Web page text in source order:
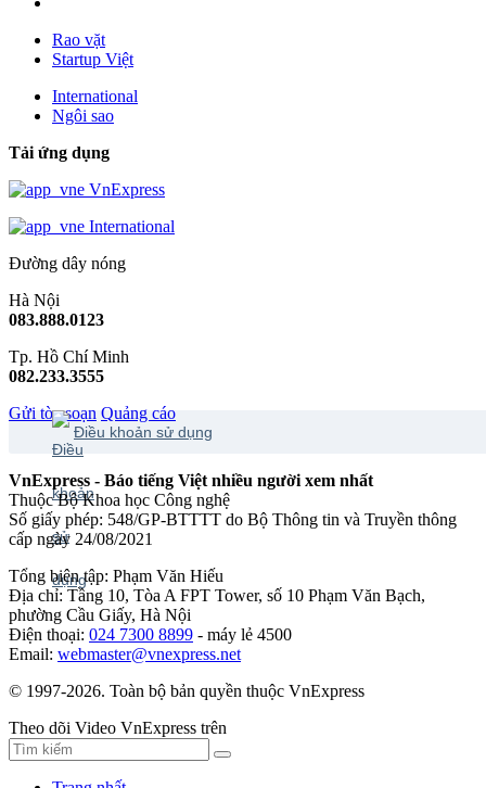
Rao vặt
Startup Việt
International
Ngôi sao
Tải ứng dụng
VnExpress
International
Đường dây nóng
Hà Nội
083.888.0123
Tp. Hồ Chí Minh
082.233.3555
Gửi tòa soạn Quảng cáo
Điều khoản sử dụng
VnExpress - Báo tiếng Việt nhiều người xem nhất
Thuộc Bộ Khoa học Công nghệ
Số giấy phép: 548/GP-BTTTT do Bộ Thông tin và Truyền thông
cấp ngày 24/08/2021
Tổng biên tập: Phạm Văn Hiếu
Địa chỉ: Tầng 10, Tòa A FPT Tower, số 10 Phạm Văn Bạch,
phường Cầu Giấy, Hà Nội
Điện thoại: 024 7300 8899 - máy lẻ 4500
Email: webmaster@vnexpress.net
© 1997-2026. Toàn bộ bản quyền thuộc VnExpress
Theo dõi Video VnExpress trên